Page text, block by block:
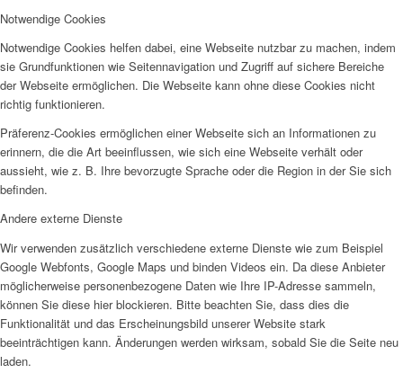
Notwendige Cookies
Notwendige Cookies helfen dabei, eine Webseite nutzbar zu machen, indem
sie Grundfunktionen wie Seitennavigation und Zugriff auf sichere Bereiche
der Webseite ermöglichen. Die Webseite kann ohne diese Cookies nicht
richtig funktionieren.
Präferenz-Cookies ermöglichen einer Webseite sich an Informationen zu
erinnern, die die Art beeinflussen, wie sich eine Webseite verhält oder
aussieht, wie z. B. Ihre bevorzugte Sprache oder die Region in der Sie sich
befinden.
Andere externe Dienste
Wir verwenden zusätzlich verschiedene externe Dienste wie zum Beispiel
Google Webfonts, Google Maps und binden Videos ein. Da diese Anbieter
möglicherweise personenbezogene Daten wie Ihre IP-Adresse sammeln,
können Sie diese hier blockieren. Bitte beachten Sie, dass dies die
Funktionalität und das Erscheinungsbild unserer Website stark
beeinträchtigen kann. Änderungen werden wirksam, sobald Sie die Seite neu
laden.